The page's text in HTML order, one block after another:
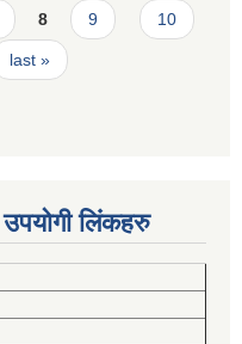
8 9 10
last »
लिंकहरु